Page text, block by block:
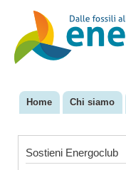
EnergoClub
per la
riconversione
del sistema
Menu principale
Home Chi siamo
Sostieni Energoclub